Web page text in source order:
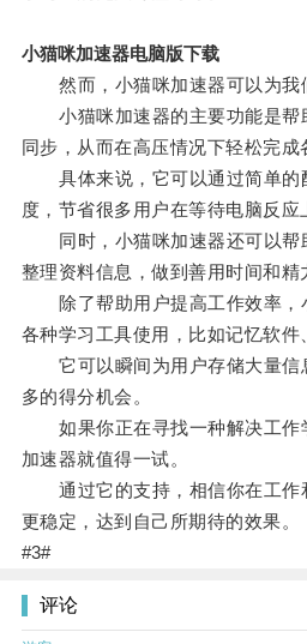
小猫咪加速器电脑版下载
然而，小猫咪加速器可以为我
小猫咪加速器的主要功能是帮
同步，从而在高压情况下轻松完成
具体来说，它可以通过简单的
度，节省很多用户在等待电脑反应
同时，小猫咪加速器还可以帮
整理资料信息，做到善用时间和精
除了帮助用户提高工作效率，
各种学习工具使用，比如记忆软件
它可以瞬间为用户存储大量信
多的得分机会。
如果你正在寻找一种解决工作
加速器就值得一试。
通过它的支持，相信你在工作
更稳定，达到自己所期待的效果。
#3#
评论